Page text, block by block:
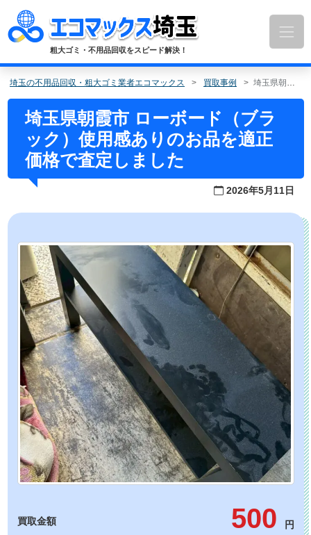
テ
ツ
粗大ゴミ・不用品回収をスピード解決！
埼玉の不用品回収・粗大ゴミ業者エコマックス 買取事例 埼玉県朝霞市 ローボード（ブラック）使用感ありのお品を適正価格で査定しました
埼玉県朝霞市 ローボード（ブラ
ック）使用感ありのお品を適正
価格で査定しました
2026年5月11日
買取金額 500 円